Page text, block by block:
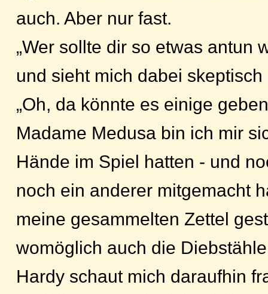
auch. Aber nur fast.
„Wer sollte dir so etwas antun
und sieht mich dabei skeptisch
„Oh, da könnte es einige
Madame Medusa bin ich mir
Hände im Spiel hatten - und
noch ein anderer mitgemacht
meine gesammelten Zettel
womöglich auch die
Hardy schaut mich daraufhin